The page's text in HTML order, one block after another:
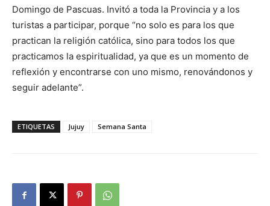
Domingo de Pascuas. Invitó a toda la Provincia y a los
turistas a participar, porque “no solo es para los que
practican la religión católica, sino para todos los que
practicamos la espiritualidad, ya que es un momento de
reflexión y encontrarse con uno mismo, renovándonos y
seguir adelante”.
ETIQUETAS Jujuy Semana Santa